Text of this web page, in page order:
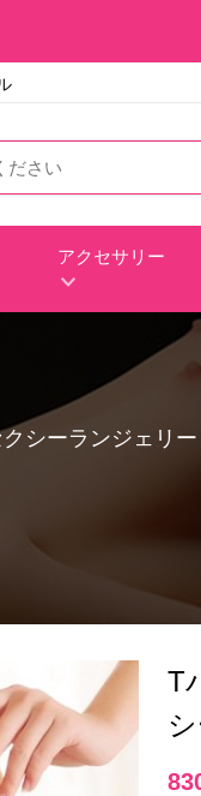
アクセサリー
シーランジェリー
T